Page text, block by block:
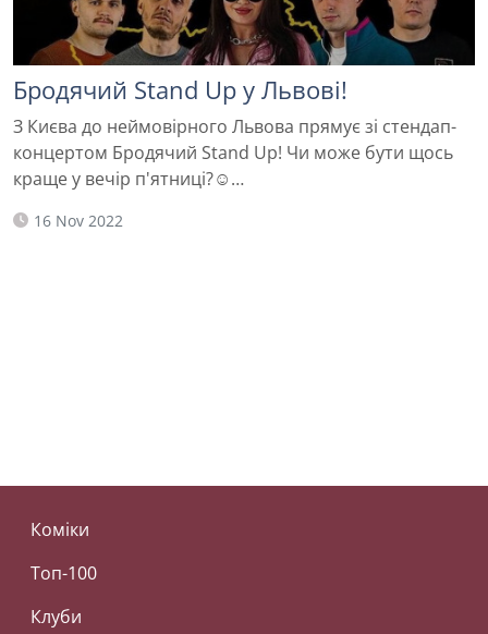
Бродячий Stand Up у Львові!
З Києва до неймовірного Львова прямує зі стендап-
концертом Бродячий Stand Up! Чи може бути щось
краще у вечір п'ятниці?☺…
16 Nov 2022
Коміки
Топ-100
Клуби